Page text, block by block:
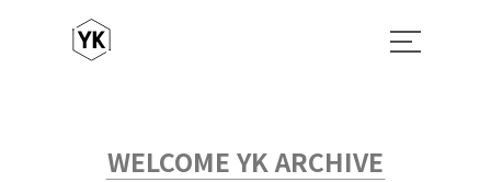
WELCOME YK ARCHIVE